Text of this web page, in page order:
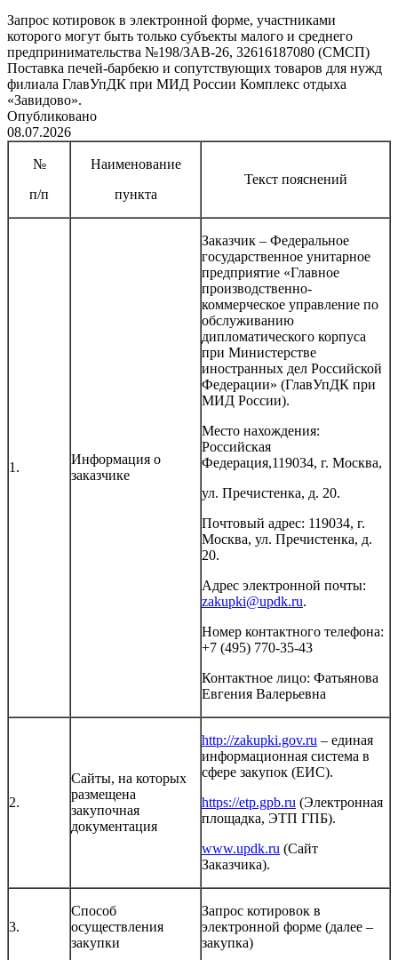
Запрос котировок в электронной форме, участниками
которого могут быть только субъекты малого и среднего
предпринимательства №198/ЗАВ-26, 32616187080 (СМСП)
Поставка печей-барбекю и сопутствующих товаров для нужд
филиала ГлавУпДК при МИД России Комплекс отдыха
«Завидово».
Опубликовано
08.07.2026
№
п/п
Наименование
пункта
Текст пояснений
1.
Информация о
заказчике
Заказчик – Федеральное
государственное унитарное
предприятие «Главное
производственно-
коммерческое управление по
обслуживанию
дипломатического корпуса
при Министерстве
иностранных дел Российской
Федерации» (ГлавУпДК при
МИД России).
Место нахождения:
Российская
Федерация,119034, г. Москва,
ул. Пречистенка, д. 20.
Почтовый адрес: 119034, г.
Москва, ул. Пречистенка, д.
20.
Адрес электронной почты:
zakupki@updk.ru.
Номер контактного телефона:
+7 (495) 770-35-43
Контактное лицо: Фатьянова
Евгения Валерьевна
2.
Сайты, на которых
размещена
закупочная
документация
http://zakupki.gov.ru – единая
информационная система в
сфере закупок (ЕИС).
https://etp.gpb.ru (Электронная
площадка, ЭТП ГПБ).
www.updk.ru (Сайт
Заказчика).
3.
Способ
осуществления
закупки
Запрос котировок в
электронной форме (далее –
закупка)